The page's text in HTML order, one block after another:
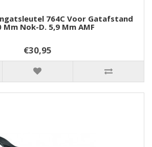
764C Voor Gatafstand
Mm Nok-D. 5,9 Mm AMF
€30,95